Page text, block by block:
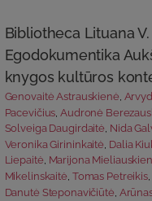
Bibliotheca Lituana V.
Egodokumentika
knygos kultūros
Genovaitė Astrauskienė,
Pacevičius Audronė
Solveiga Daugirdaitė, Nida
Veronika Girininkaitė Dalia
Liepaitė, Marijona
Mikelinskaitė, Tomas Petreikis,
Danutė Steponavičiūtė